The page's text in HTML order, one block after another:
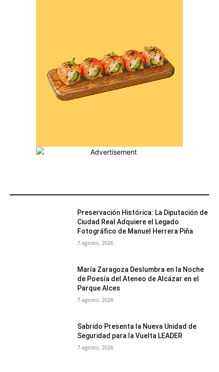
Preservación Histórica: La Diputación de
Ciudad Real Adquiere el Legado
Fotográfico de Manuel Herrera Piña
7 agosto, 2026
María Zaragoza Deslumbra en la Noche
de Poesía del Ateneo de Alcázar en el
Parque Alces
7 agosto, 2026
Sabrido Presenta la Nueva Unidad de
Seguridad para la Vuelta LEADER
7 agosto, 2026